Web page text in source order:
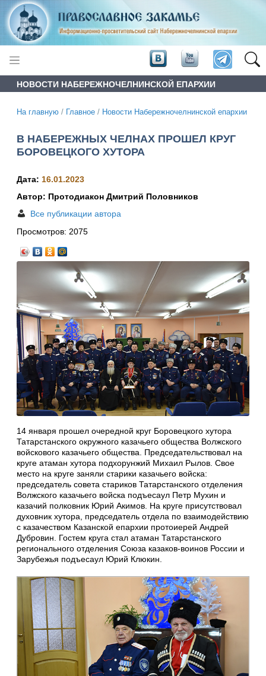
НОВОСТИ НАБЕРЕЖНОЧЕЛНИНСКОЙ ЕПАРХИИ
На главную / Главное / Новости Набережночелнинской епархии
В НАБЕРЕЖНЫХ ЧЕЛНАХ ПРОШЕЛ КРУГ
БОРОВЕЦКОГО ХУТОРА
Дата: 16.01.2023
Автор: Протодиакон Дмитрий Половников
Все публикации автора
Просмотров: 2075
14 января прошел очередной круг Боровецкого хутора
Татарстанского окружного казачьего общества Волжского
войскового казачьего общества. Председательствовал на
круге атаман хутора подхорунжий Михаил Рылов. Свое
место на круге заняли старики казачьего войска:
председатель совета стариков Татарстанского отделения
Волжского казачьего войска подъесаул Петр Мухин и
казачий полковник Юрий Акимов. На круге присутствовал
духовник хутора, председатель отдела по взаимодействию
с казачеством Казанской епархии протоиерей Андрей
Дубровин. Гостем круга стал атаман Татарстанского
регионального отделения Союза казаков-воинов России и
Зарубежья подъесаул Юрий Клюкин.